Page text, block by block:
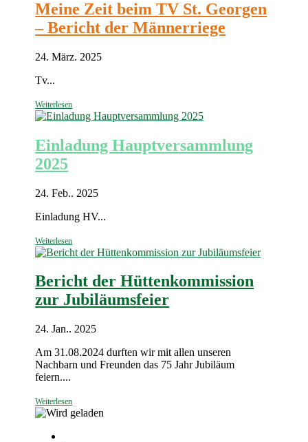
Meine Zeit beim TV St. Georgen
– Bericht der Männerriege
24. März. 2025
Tv...
Weiterlesen
Einladung Hauptversammlung
2025
24. Feb.. 2025
Einladung HV...
Weiterlesen
Bericht der Hüttenkommission
zur Jubiläumsfeier
24. Jan.. 2025
Am 31.08.2024 durften wir mit allen unseren
Nachbarn und Freunden das 75 Jahr Jubiläum
feiern....
Weiterlesen